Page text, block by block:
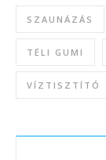
SZAUNÁZÁS
TÉLI GUMI
VÍZTISZTÍTÓ